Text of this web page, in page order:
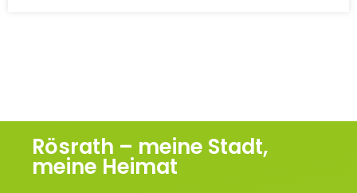
Rösrath – meine Stadt,
meine Heimat